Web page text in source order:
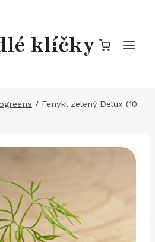
klíčky
/ Fenykl zelený Delux (10